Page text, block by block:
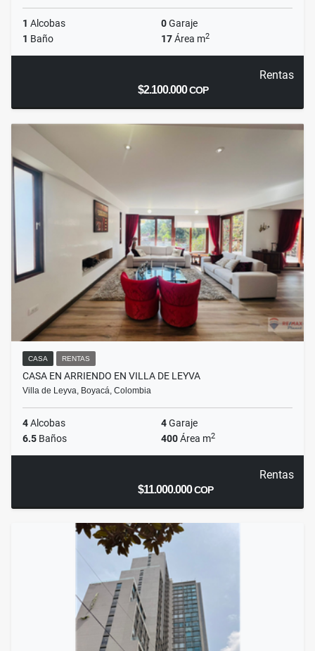
1 Alcobas 0Garaje
1 Baño 17Área m2
Rentas
$2.100.000COP
CASA RENTAS
CASA EN ARRIENDO EN VILLA DE LEYVA
Villa de Leyva, Boyacá, Colombia
4Alcobas 4Garaje
6.5 Baños 400Área m2
Rentas
$11.000.000COP